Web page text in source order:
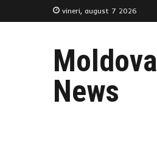
vineri, august 7 2026
Moldova
News